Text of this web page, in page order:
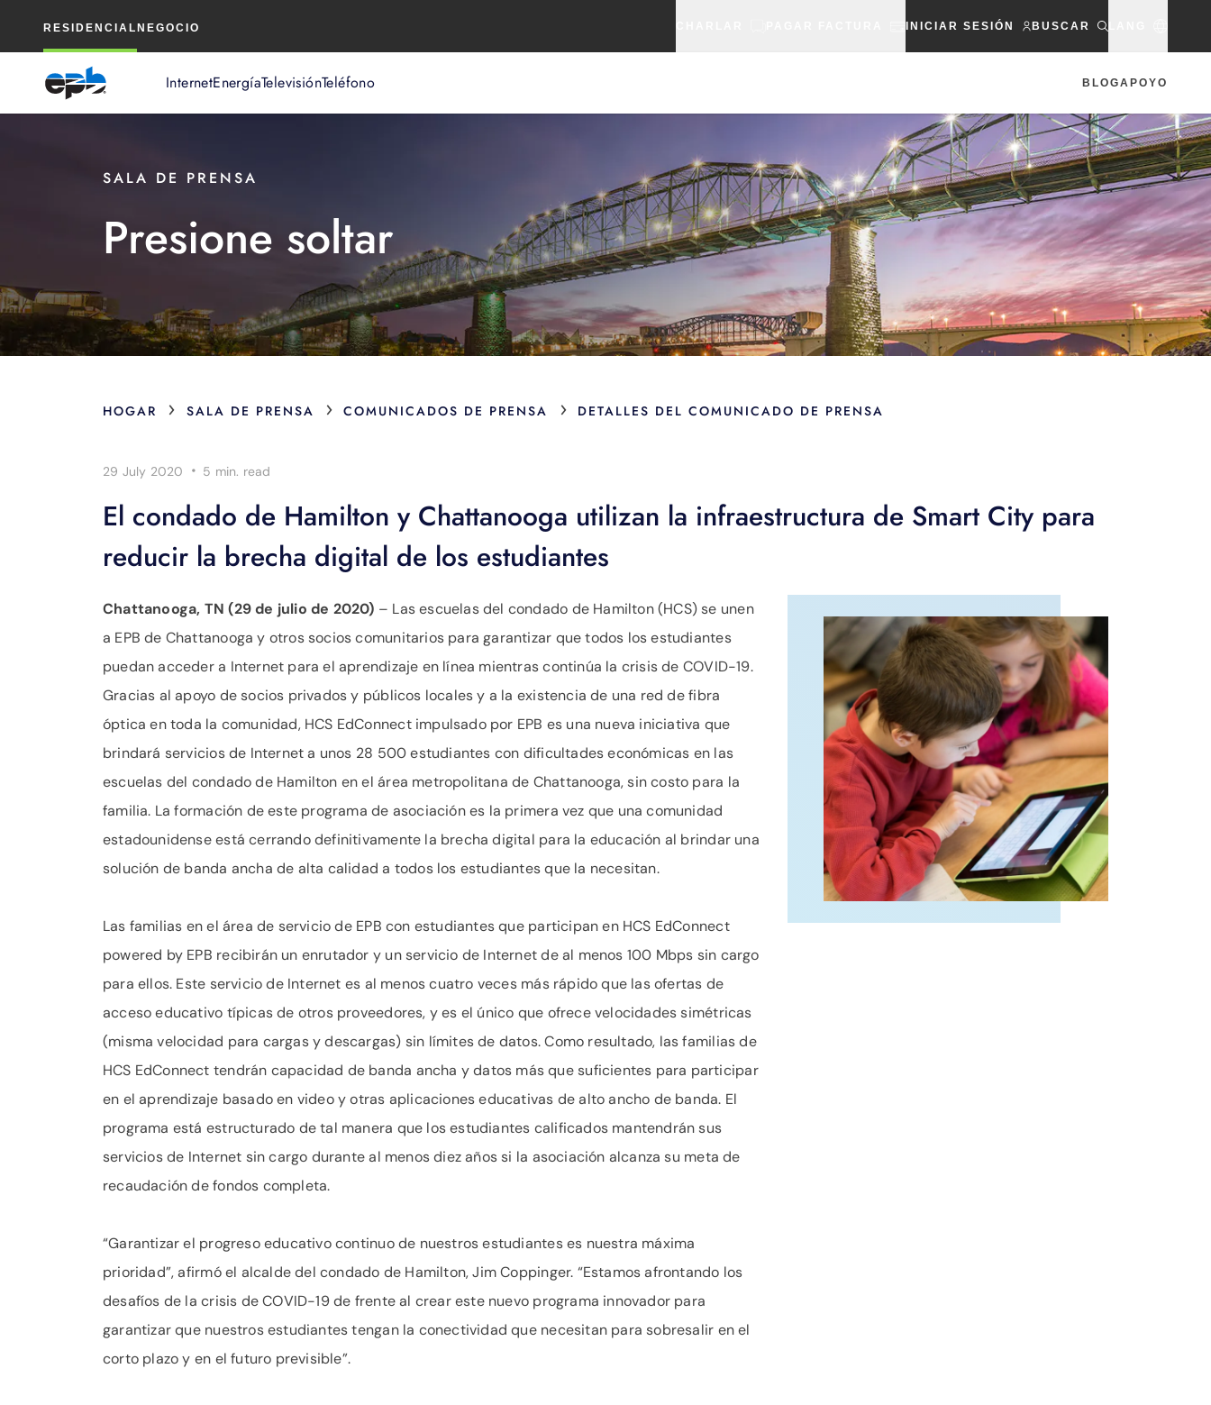
RESIDENCIAL NEGOCIO INICIAR SESIÓN BUSCAR
InternetEnergíaTelevisiónTeléfono BLOGAPOYO
principal
SALA DE PRENSA
Presione soltar
HOGAR › SALA DE PRENSA › COMUNICADOS DE PRENSA › DETALLES DEL COMUNICADO DE PRENSA
29 July 2020 · 5 min. read
El condado de Hamilton y Chattanooga utilizan la infraestructura de Smart City para
reducir la brecha digital de los estudiantes
Chattanooga, TN (29 de julio de 2020) – Las escuelas del condado de Hamilton (HCS) se unen
a EPB de Chattanooga y otros socios comunitarios para garantizar que todos los estudiantes
puedan acceder a Internet para el aprendizaje en línea mientras continúa la crisis de COVID-19.
Gracias al apoyo de socios privados y públicos locales y a la existencia de una red de fibra
óptica en toda la comunidad, HCS EdConnect impulsado por EPB es una nueva iniciativa que
brindará servicios de Internet a unos 28 500 estudiantes con dificultades económicas en las
escuelas del condado de Hamilton en el área metropolitana de Chattanooga, sin costo para la
familia. La formación de este programa de asociación es la primera vez que una comunidad
estadounidense está cerrando definitivamente la brecha digital para la educación al brindar una
solución de banda ancha de alta calidad a todos los estudiantes que la necesitan.
Las familias en el área de servicio de EPB con estudiantes que participan en HCS EdConnect
powered by EPB recibirán un enrutador y un servicio de Internet de al menos 100 Mbps sin cargo
para ellos. Este servicio de Internet es al menos cuatro veces más rápido que las ofertas de
acceso educativo típicas de otros proveedores, y es el único que ofrece velocidades simétricas
(misma velocidad para cargas y descargas) sin límites de datos. Como resultado, las familias de
HCS EdConnect tendrán capacidad de banda ancha y datos más que suficientes para participar
en el aprendizaje basado en video y otras aplicaciones educativas de alto ancho de banda. El
programa está estructurado de tal manera que los estudiantes calificados mantendrán sus
servicios de Internet sin cargo durante al menos diez años si la asociación alcanza su meta de
recaudación de fondos completa.
“Garantizar el progreso educativo continuo de nuestros estudiantes es nuestra máxima
prioridad”, afirmó el alcalde del condado de Hamilton, Jim Coppinger. “Estamos afrontando los
desafíos de la crisis de COVID-19 de frente al crear este nuevo programa innovador para
garantizar que nuestros estudiantes tengan la conectividad que necesitan para sobresalir en el
corto plazo y en el futuro previsible”.